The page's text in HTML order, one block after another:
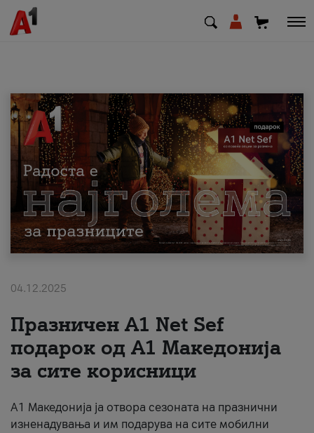
МК EN SQ
Приватни Деловни
Поддршка
Надополни кредит
За нас
#ПодобарОнлајн
04.12.2025
Празничен A1 Net Sеf
подарок од А1 Македонија
за сите корисници
А1 Македонија ја отвора сезоната на празнични
изненадувања и им подарува на сите мобилни